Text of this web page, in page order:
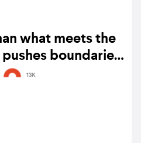
what meets the
boundaries
— album review
13K